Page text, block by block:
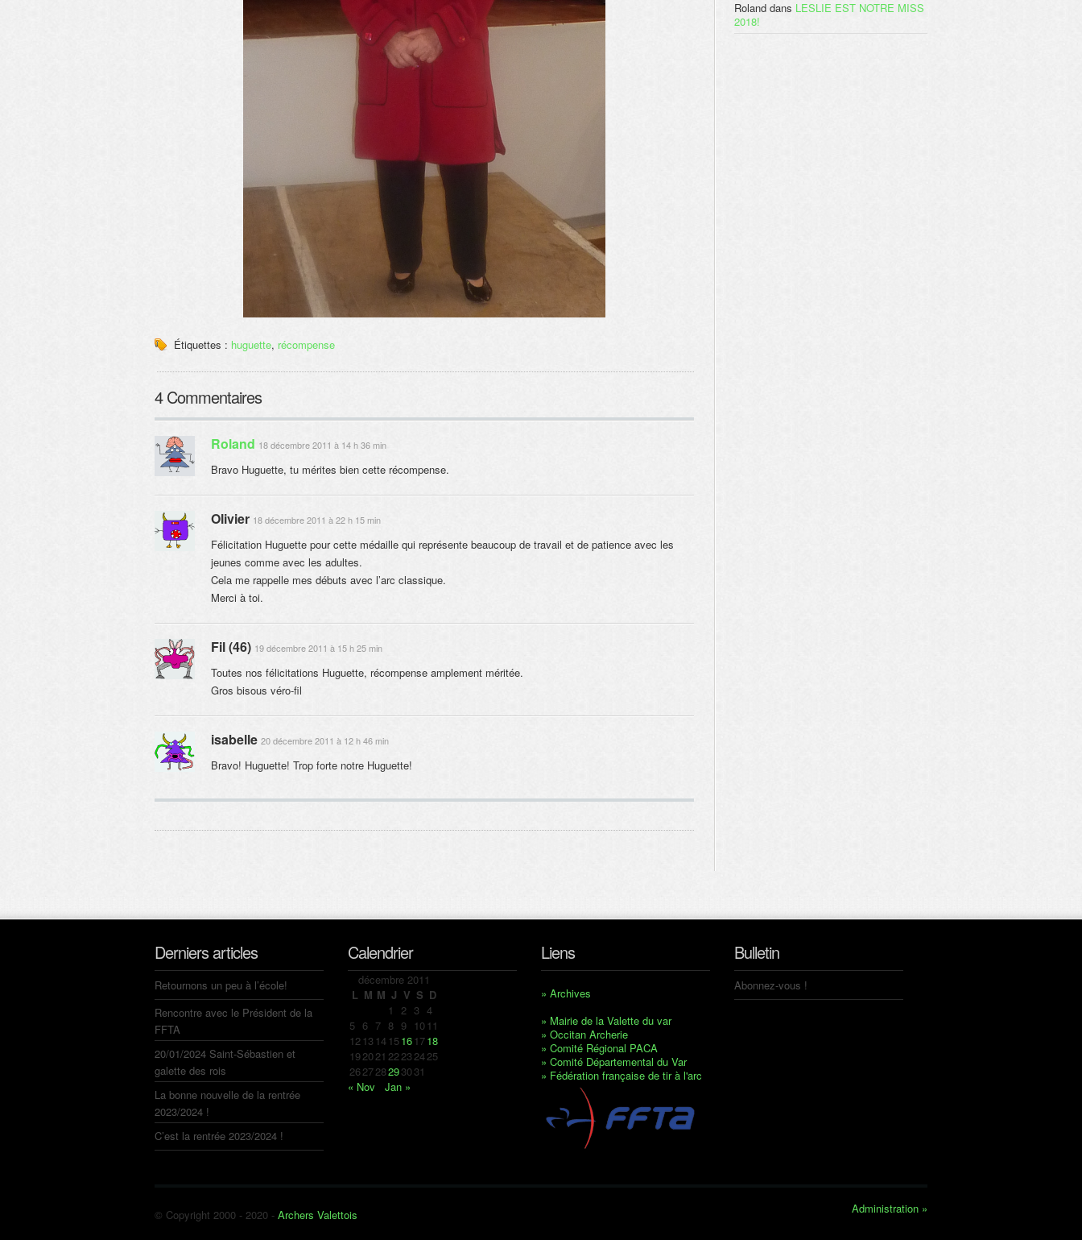
Étiquettes : huguette, récompense
4 Commentaires
Roland 18 décembre 2011 à 14 h 36 min
Bravo Huguette, tu mérites bien cette récompense.
Olivier 18 décembre 2011 à 22 h 15 min
Félicitation Huguette pour cette médaille qui représente beaucoup de travail et de patience avec les
jeunes comme avec les adultes.
Cela me rappelle mes débuts avec l’arc classique.
Merci à toi.
Fil (46) 19 décembre 2011 à 15 h 25 min
Toutes nos félicitations Huguette, récompense amplement méritée.
Gros bisous véro-fil
isabelle 20 décembre 2011 à 12 h 46 min
Bravo! Huguette! Trop forte notre Huguette!
Roland dans LESLIE EST NOTRE MISS
2018!
Derniers articles
Retournons un peu à l’école!
Rencontre avec le Président de la
FFTA
20/01/2024 Saint-Sébastien et
galette des rois
La bonne nouvelle de la rentrée
2023/2024 !
C’est la rentrée 2023/2024 !
Calendrier
décembre 2011
L M M J V S D
1 2 3 4
5 6 7 8 9 10 11
12 13 14 1516 1718
192021 22232425
262728293031
« Nov
Jan »
Liens
» Archives
» Mairie de la Valette du var
» Occitan Archerie
» Comité Régional PACA
» Comité Départemental du Var
» Fédération française de tir à l'arc
Bulletin
Abonnez-vous !
© Copyright 2000 - 2020 - Archers Valettois Administration »